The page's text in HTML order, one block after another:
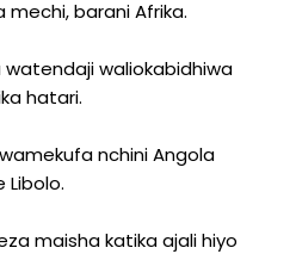
barani Afrika.
watendaji waliokabidhiwa
hatari.
nchini Angola
maisha katika ajali hiyo